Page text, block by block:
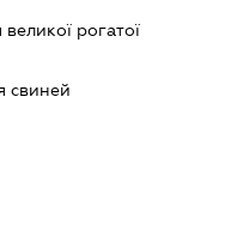
рогатої
свиней